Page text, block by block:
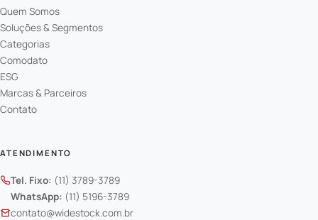
Quem Somos
Soluções & Segmentos
Categorias
Comodato
ESG
Marcas & Parceiros
Contato
ATENDIMENTO
Tel. Fixo: (11) 3789-3789
WhatsApp: (11) 5196-3789
contato@widestock.com.br